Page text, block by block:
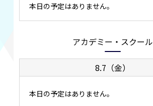
本日の予定はありません。
アカデミー・スクール
8.7（金）
本日の予定はありません。